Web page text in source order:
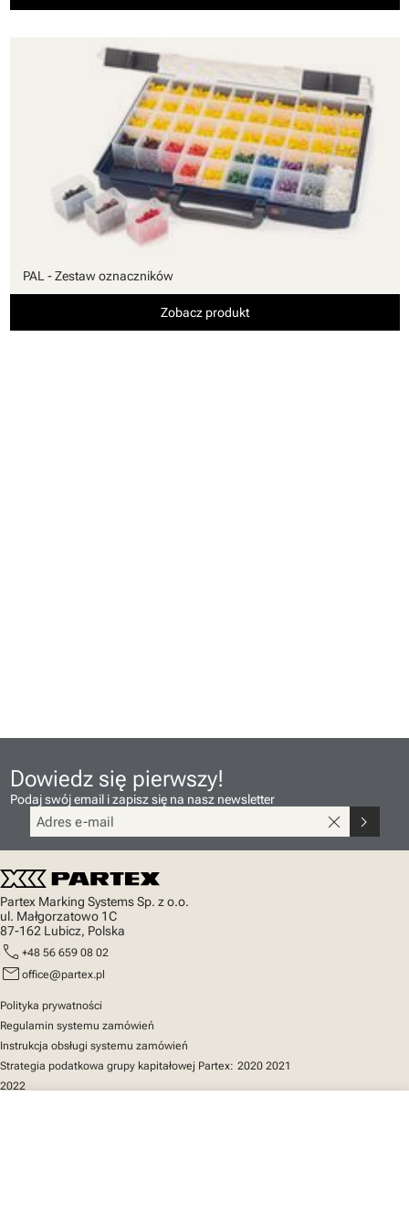
PAL - Zestaw oznaczników
Zobacz produkt
Dowiedz się pierwszy!
Podaj swój email i zapisz się na nasz newsletter
close chevron_right
Partex Marking Systems Sp. z o.o.
ul. Małgorzatowo 1C
87-162 Lubicz, Polska
call +48 56 659 08 02
mail office@partex.pl
Polityka prywatności
Regulamin systemu zamówień
Instrukcja obsługi systemu zamówień
Strategia podatkowa grupy kapitałowej Partex: 2020 2021
2022